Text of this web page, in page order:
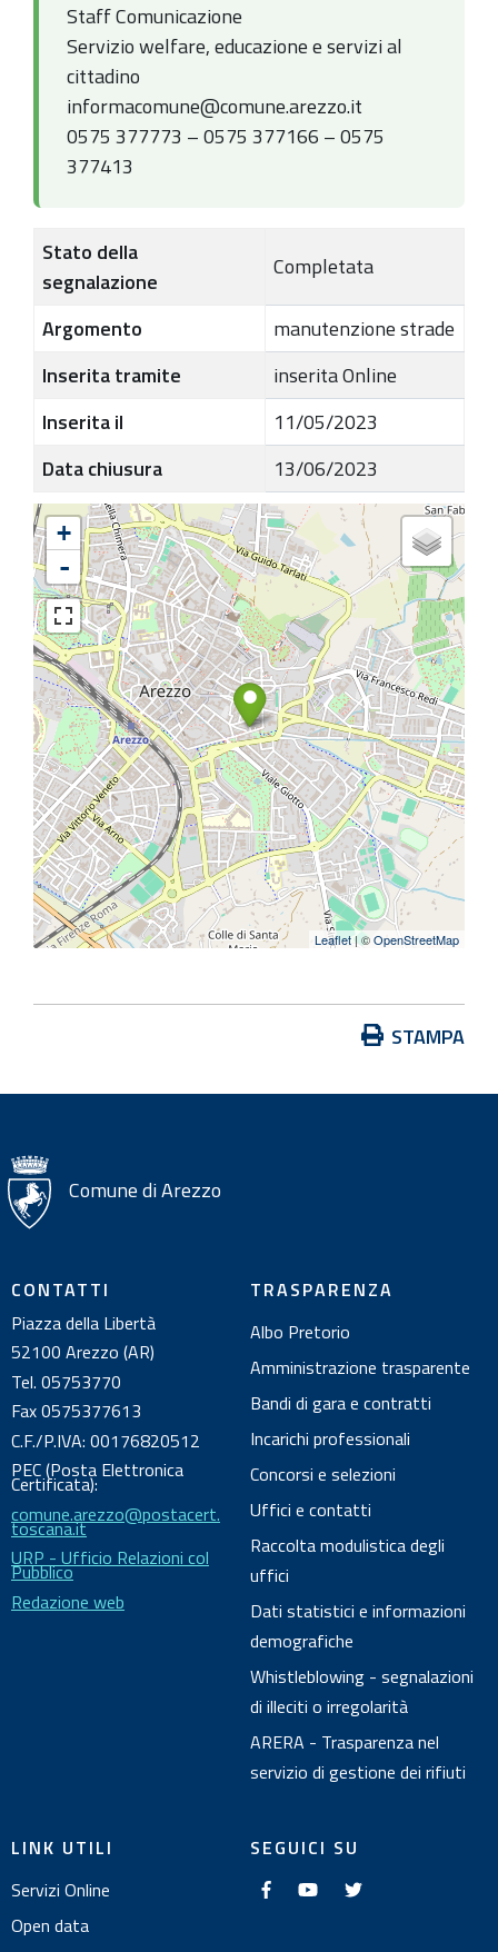
Staff Comunicazione
Servizio welfare, educazione e servizi al
cittadino
informacomune@comune.arezzo.it
0575 377773 – 0575 377166 – 0575
377413
Stato della
segnalazione
Completata
Argomento
manutenzione strade
Inserita tramite
inserita Online
Inserita il
11/05/2023
Data chiusura
13/06/2023
+
-
Leaflet| ©OpenStreetMap
i
n
i
s
d
o
c
u
m
e
n
t
o
STAMPA
Comune di Arezzo
CONTATTI
Piazza della Libertà
52100 Arezzo (AR)
Tel. 05753770
Fax 0575377613
C.F./P.IVA: 00176820512
PEC (Posta Elettronica
Certificata):
comune.arezzo@postacert.
toscana.it
URP - Ufficio Relazioni col
Pubblico
Redazione web
TRASPARENZA
Albo Pretorio
Amministrazione trasparente
Bandi di gara e contratti
Incarichi professionali
Concorsi e selezioni
Uffici e contatti
Raccolta modulistica degli
uffici
Dati statistici e informazioni
demografiche
Whistleblowing - segnalazioni
di illeciti o irregolarità
ARERA - Trasparenza nel
servizio di gestione dei rifiuti
LINK UTILI
Servizi Online
Open data
SEGUICI SU
t
w